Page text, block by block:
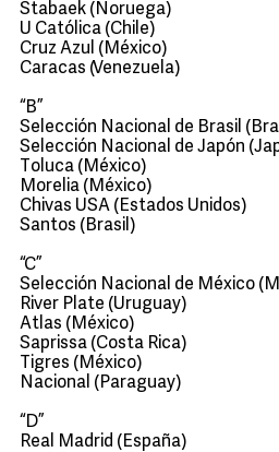
Stabaek (Noruega)
U Católica (Chile)
Cruz Azul (México)
Caracas (Venezuela)
“B”
Selección Nacional de Brasil
Selección Nacional de Japón
Toluca (México)
Morelia (México)
Chivas USA (Estados Unidos)
Santos (Brasil)
“C”
Selección Nacional de México
River Plate (Uruguay)
Atlas (México)
Saprissa (Costa Rica)
Tigres (México)
Nacional (Paraguay)
“D”
Real Madrid (España)